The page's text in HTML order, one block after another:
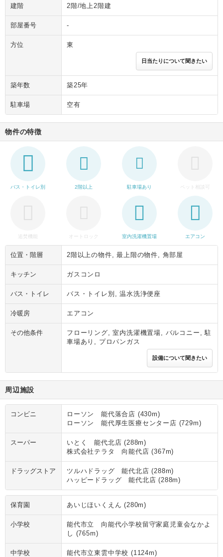
建階 2階/地上2階建
部屋番号 -
方位 東
日当たりについて聞きたい
築年数 築25年
駐車場 空有
物件の特徴
バス・トイレ別 2階以上 駐車場あり ペット相談可
追焚機能 オートロック 室内洗濯機置場 エアコン
位置・階層 2階以上の物件, 最上階の物件, 角部屋
キッチン ガスコンロ
バス・トイレ バス・トイレ別, 温水洗浄便座
冷暖房 エアコン
その他条件
フローリング, 室内洗濯機置場, バルコニー, 駐
車場あり, プロパンガス
設備について聞きたい
周辺施設
コンビニ
ローソン 能代落合店 (430m)
ローソン 能代厚生医療センター店 (729m)
スーパー
いとく 能代北店 (288m)
株式会社テラタ 向能代店 (367m)
ドラッグストア
ツルハドラッグ 能代北店 (288m)
ハッピードラッグ 能代北店 (288m)
保育園 あいじほいくえん (280m)
小学校
能代市立 向能代小学校留守家庭児童会なかよ
し (765m)
中学校 能代市立東雲中学校 (1124m)